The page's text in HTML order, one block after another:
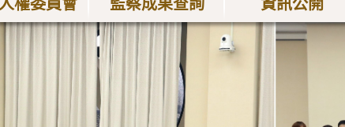
權委員會 監察成果查詢 資訊公開